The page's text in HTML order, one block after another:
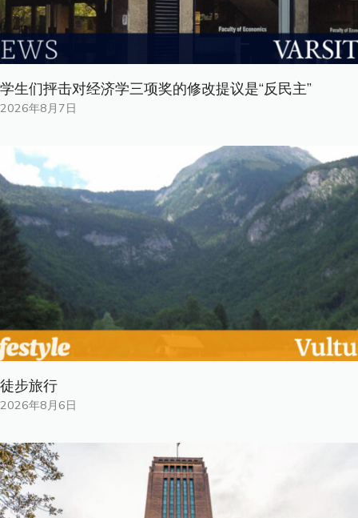
学生们抨击对经济学三项奖的修改提议是“反民主”
2026年8月7日
徒步旅行
2026年8月6日